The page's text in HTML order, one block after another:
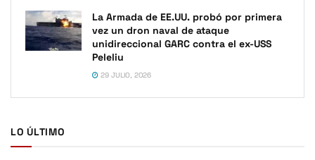
La Armada de EE.UU. probó por primera
vez un dron naval de ataque
unidireccional GARC contra el ex-USS
Peleliu
29 JULIO, 2026
LO ÚLTIMO